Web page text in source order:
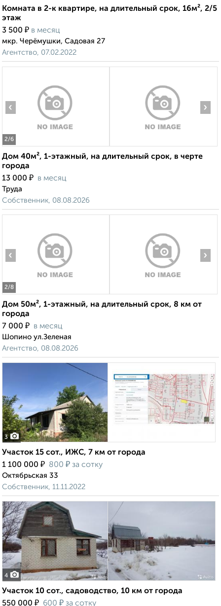
Комната в 2-к квартире, на длительный срок, 16м², 2/5
этаж
3 500 ₽ в месяц
мкр. Черёмушки, Садовая 27
Агентство, 07.02.2022
2/6
‹ ›
Дом 40м², 1-этажный, на длительный срок, в черте
города
13 000 ₽ в месяц
Труда
Собственник, 08.08.2026
2/8
‹ ›
Дом 50м², 1-этажный, на длительный срок, 8 км от
города
7 000 ₽ в месяц
Шопино ул.Зеленая
Агентство, 08.08.2026
3
Участок 15 сот., ИЖС, 7 км от города
1 100 000 ₽ 800 ₽ за сотку
Октябрьская 33
Собственник, 11.11.2022
4
Участок 10 сот., садоводство, 10 км от города
550 000 ₽ 600 ₽ за сотку